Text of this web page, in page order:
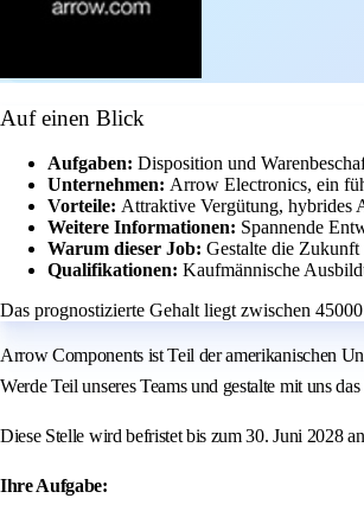
Auf einen Blick
Aufgaben: Disposition und
Unternehmen: Arrow Electronics, ein
Vorteile: Attraktive Vergütung, hybrides
Weitere Informationen: Spannende
Warum dieser Job: Gestalte die
Qualifikationen: Kaufmännische
Das prognostizierte Gehalt liegt zwischen
Arrow Components ist Teil der amerikanischen
Werde Teil unseres Teams und gestalte mit uns
Diese Stelle wird befristet bis zum 30. Juni 2028
Ihre Aufgabe: